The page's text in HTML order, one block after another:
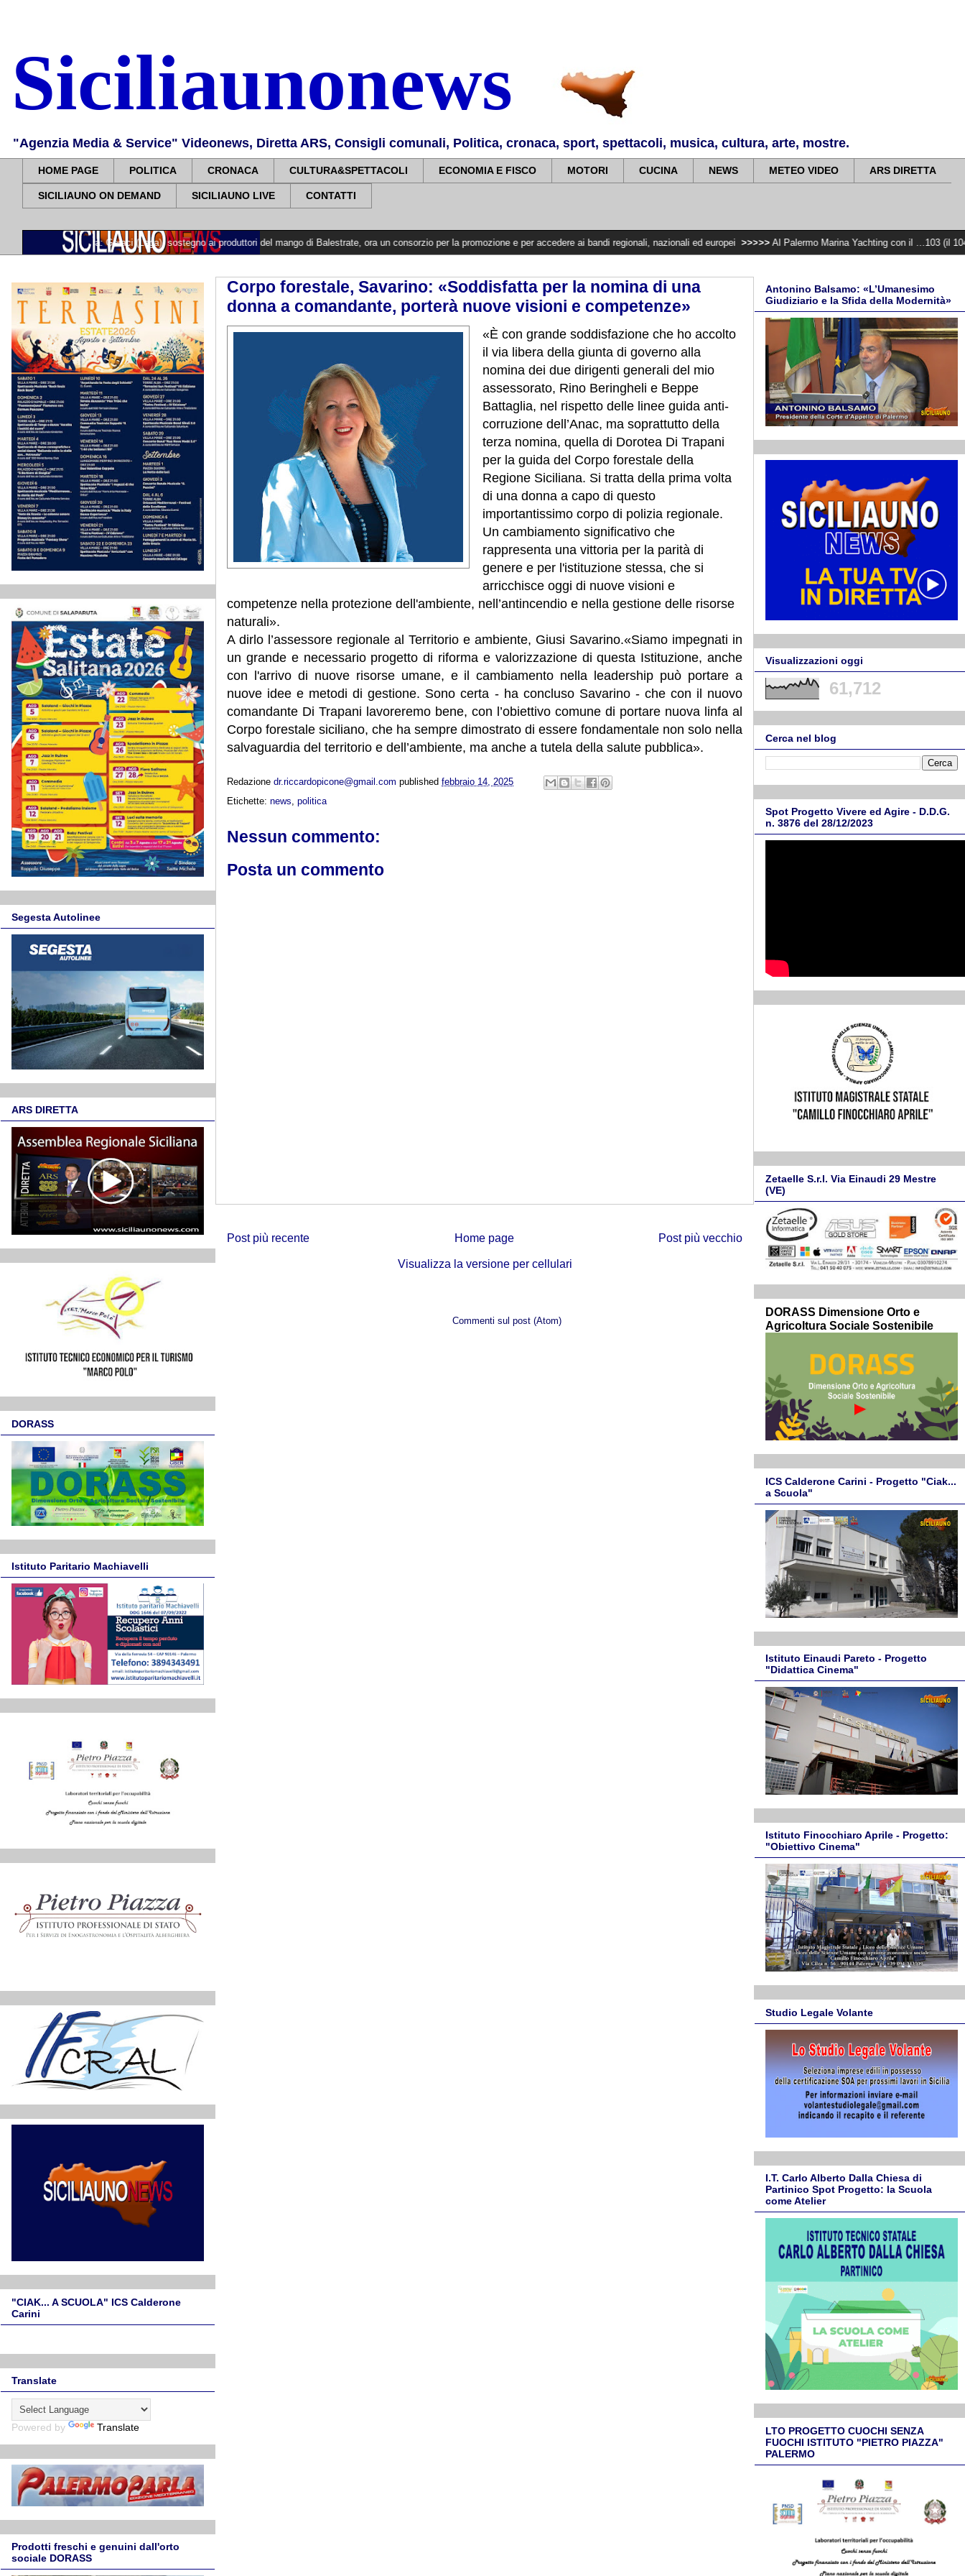
Siciliaunonews
"Agenzia Media & Service" Videonews, Diretta ARS, Consigli comunali, Politica, cronaca, sport, spettacoli, musica, cultura, arte, mostre.
HOME PAGE POLITICA CRONACA CULTURA&SPETTACOLI ECONOMIA E FISCO MOTORI CUCINA NEWS METEO VIDEO ARS DIRETTA
SICILIAUNO ON DEMAND SICILIAUNO LIVE CONTATTI
Geraci (Lega), sostegno ai produttori del mango di Balestrate, ora un consorzio per la promozione e per accedere ai bandi regionali, nazionali ed europei >>>>> Al Palermo Marina Yachting con il …103 (il 104 e il 107)
Corpo forestale, Savarino: «Soddisfatta per la nomina di una
donna a comandante, porterà nuove visioni e competenze»
«È con grande soddisfazione che ho accolto
il via libera della giunta di governo alla
nomina dei due dirigenti generali del mio
assessorato, Rino Beringheli e Beppe
Battaglia, nel rispetto delle linee guida anti-
corruzione dell’Anac, ma soprattutto della
terza nomina, quella di Dorotea Di Trapani
per la guida del Corpo forestale della
Regione Siciliana. Si tratta della prima volta
di una donna a capo di questo
importantissimo corpo di polizia regionale.
Un cambiamento significativo che
rappresenta una vittoria per la parità di
genere e per l'istituzione stessa, che si
arricchisce oggi di nuove visioni e
competenze nella protezione dell'ambiente, nell’antincendio e nella gestione delle risorse
naturali».
A dirlo l’assessore regionale al Territorio e ambiente, Giusi Savarino.«Siamo impegnati in
un grande e necessario progetto di riforma e valorizzazione di questa Istituzione, anche
con l'arrivo di nuove risorse umane, e il cambiamento nella leadership può portare a
nuove idee e metodi di gestione. Sono certa - ha concluso Savarino - che con il nuovo
comandante Di Trapani lavoreremo bene, con l’obiettivo comune di portare nuova linfa al
Corpo forestale siciliano, che ha sempre dimostrato di essere fondamentale non solo nella
salvaguardia del territorio e dell’ambiente, ma anche a tutela della salute pubblica».
Redazione dr.riccardopicone@gmail.com published febbraio 14, 2025
Etichette: news politica
Nessun commento:
Posta un commento
Post più recente Post più vecchio
Home page
Visualizza la versione per cellulari
Commenti sul post (Atom)
Segesta Autolinee
ARS DIRETTA
DORASS
Istituto Paritario Machiavelli
"CIAK... A SCUOLA" ICS Calderone
Carini
Translate
Powered by Translate
Prodotti freschi e genuini dall'orto
sociale DORASS
Antonino Balsamo: «L’Umanesimo
Giudiziario e la Sfida della Modernità»
Visualizzazioni oggi
61,712
Cerca nel blog
Spot Progetto Vivere ed Agire - D.D.G.
n. 3876 del 28/12/2023
Zetaelle S.r.l. Via Einaudi 29 Mestre
(VE)
DORASS Dimensione Orto e
Agricoltura Sociale Sostenibile
ICS Calderone Carini - Progetto "Ciak...
a Scuola"
Istituto Einaudi Pareto - Progetto
"Didattica Cinema"
Istituto Finocchiaro Aprile - Progetto:
"Obiettivo Cinema"
Studio Legale Volante
I.T. Carlo Alberto Dalla Chiesa di
Partinico Spot Progetto: la Scuola
come Atelier
LTO PROGETTO CUOCHI SENZA
FUOCHI ISTITUTO "PIETRO PIAZZA"
PALERMO